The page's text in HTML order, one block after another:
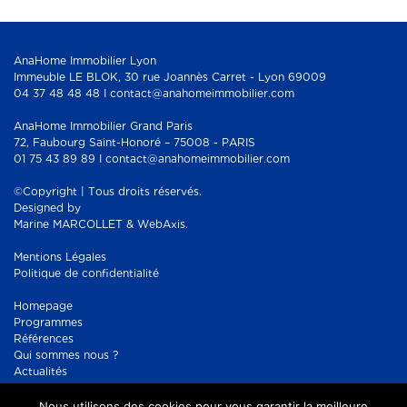
AnaHome Immobilier Lyon
Immeuble LE BLOK, 30 rue Joannès Carret - Lyon 69009
04 37 48 48 48 I contact@anahomeimmobilier.com
AnaHome Immobilier Grand Paris
72, Faubourg Saint-Honoré – 75008 - PARIS
01 75 43 89 89 I contact@anahomeimmobilier.com
©Copyright | Tous droits réservés.
Designed by
Marine MARCOLLET & WebAxis.
Mentions Légales
Politique de confidentialité
Homepage
Programmes
Références
Qui sommes nous ?
Actualités
Réseaux sociaux :